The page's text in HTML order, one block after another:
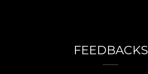
FEEDBACKS